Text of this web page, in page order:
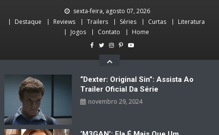
sexta-feira, agosto 07, 2026
Destaque
Reviews Trailers Séries Curtas
Literatura
Jogos
Contato Home
“Dexter: Original Sin”: Assista Ao
Trailer Oficial Da Série
novembro 29, 2024